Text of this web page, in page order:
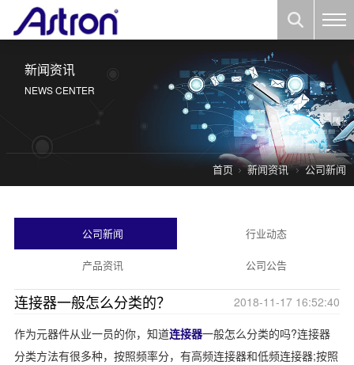
首页 新闻资讯 公司新闻
新闻资讯
NEWS CENTER
公司新闻 行业动态
产品资讯 公司公告
连接器一般怎么分类的？
2018-11-17 16:52:40
作为元器件从业一员的你，知道连接器一般怎么分类的吗?连接器
分类方法有很多种，按照频率分，有高频连接器和低频连接器;按照